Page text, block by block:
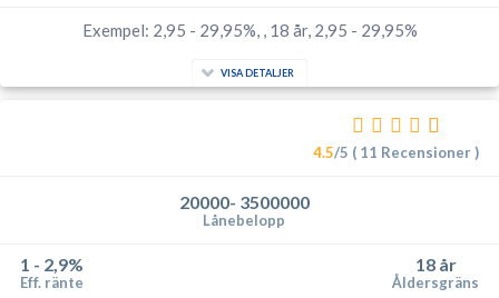
Exempel: 2,95 - 29,95%, , 18 år, 2,95 - 29,95%
VISA DETALJER
4.5/5 ( 11 Recensioner )
20000- 3500000
Lånebelopp
1 - 2,9%
Eff. ränte
18 år
Åldersgräns